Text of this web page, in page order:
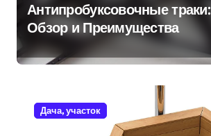
Антипробуксовочные траки:
Обзор и Преимущества
Дача, участок